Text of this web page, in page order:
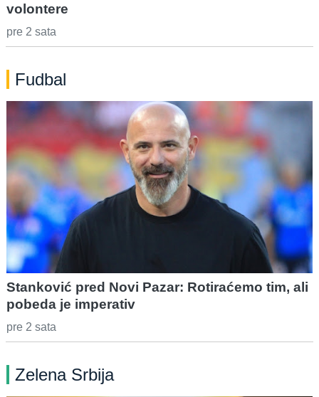
volontere
pre 2 sata
Fudbal
Stanković pred Novi Pazar: Rotiraćemo tim, ali
pobeda je imperativ
pre 2 sata
Zelena Srbija